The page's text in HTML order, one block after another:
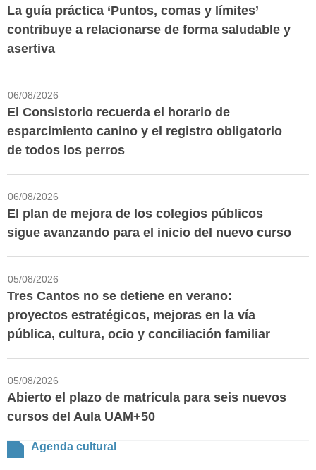
La guía práctica ‘Puntos, comas y límites’
contribuye a relacionarse de forma saludable y
asertiva
06/08/2026
El Consistorio recuerda el horario de
esparcimiento canino y el registro obligatorio
de todos los perros
06/08/2026
El plan de mejora de los colegios públicos
sigue avanzando para el inicio del nuevo curso
05/08/2026
Tres Cantos no se detiene en verano:
proyectos estratégicos, mejoras en la vía
pública, cultura, ocio y conciliación familiar
05/08/2026
Abierto el plazo de matrícula para seis nuevos
cursos del Aula UAM+50
Agenda cultural